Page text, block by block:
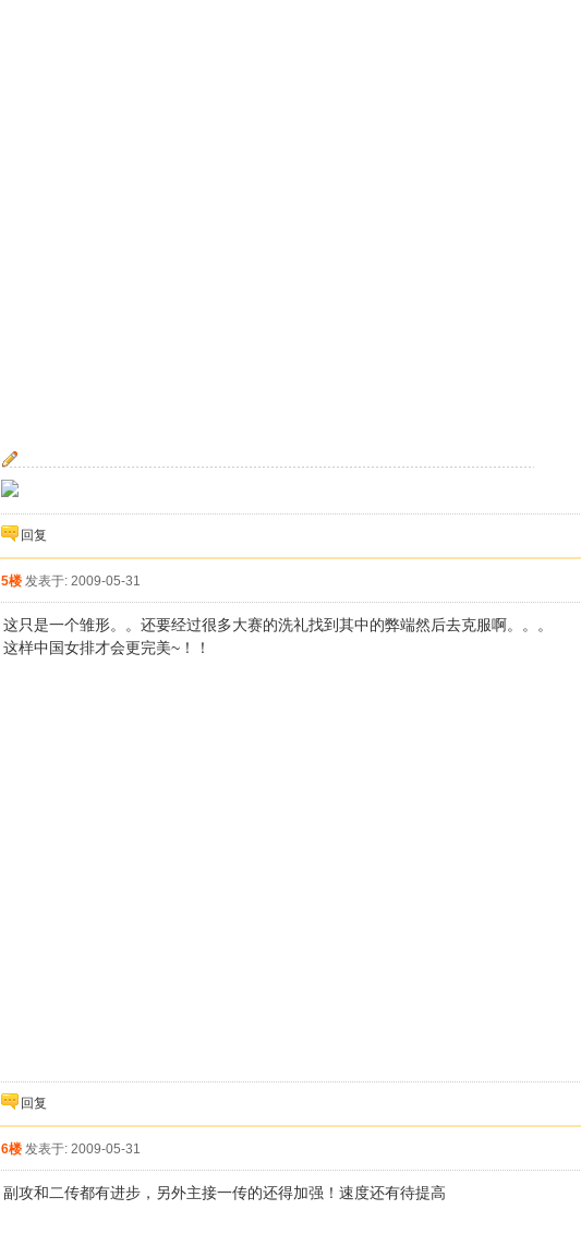
回复
5楼 发表于: 2009-05-31
这只是一个雏形。。还要经过很多大赛的洗礼找到其中的弊端然后去克服啊。。。
这样中国女排才会更完美~！！
回复
6楼 发表于: 2009-05-31
副攻和二传都有进步，另外主接一传的还得加强！速度还有待提高